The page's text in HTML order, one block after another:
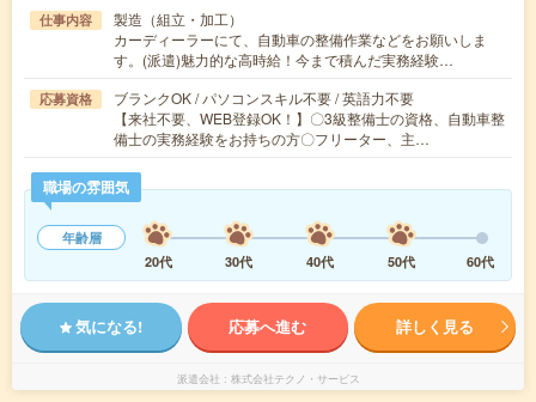
仕事内容
製造（組立・加工）
カーディーラーにて、自動車の整備作業などをお願いしま
す。(派遣)魅力的な高時給！今まで積んだ実務経験…
応募資格
ブランクOK / パソコンスキル不要 / 英語力不要
【来社不要、WEB登録OK！】〇3級整備士の資格、自動車整
備士の実務経験をお持ちの方〇フリーター、主…
職場の雰囲気
年齢層
20代
30代 40代 50代 60代
気になる! 応募へ進む 詳しく見る
派遣会社 株式会社テクノ・サービス